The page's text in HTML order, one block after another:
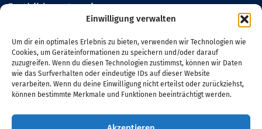
Einwilligung verwalten
Um dir ein optimales Erlebnis zu bieten, verwenden wir Technologien wie
Cookies, um Geräteinformationen zu speichern und/oder darauf
zuzugreifen. Wenn du diesen Technologien zustimmst, können wir Daten
wie das Surfverhalten oder eindeutige IDs auf dieser Website
verarbeiten. Wenn du deine Einwilligung nicht erteilst oder zurückziehst,
können bestimmte Merkmale und Funktionen beeinträchtigt werden.
Fortbildungstermine
Kontakt
Elisabeth Buck
Schindholzweg 24
96194 Walsdorf/Erlau
Tel. 09549 980478